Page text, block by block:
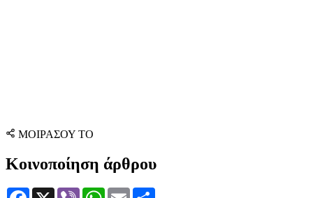
ΜΟΙΡΑΣΟΥ ΤΟ
Κοινοποίηση άρθρου
Facebook
X Viber WhatsApp
Email